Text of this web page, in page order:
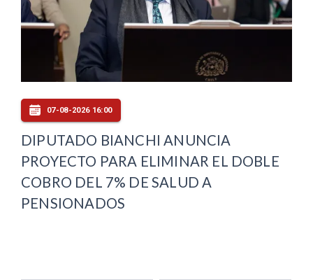
07-08-2026 16:00
DIPUTADO BIANCHI ANUNCIA
PROYECTO PARA ELIMINAR EL DOBLE
COBRO DEL 7% DE SALUD A
PENSIONADOS